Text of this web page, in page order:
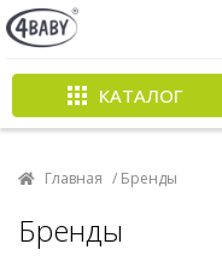
КАТАЛОГ
Главная / Бренды
Бренды